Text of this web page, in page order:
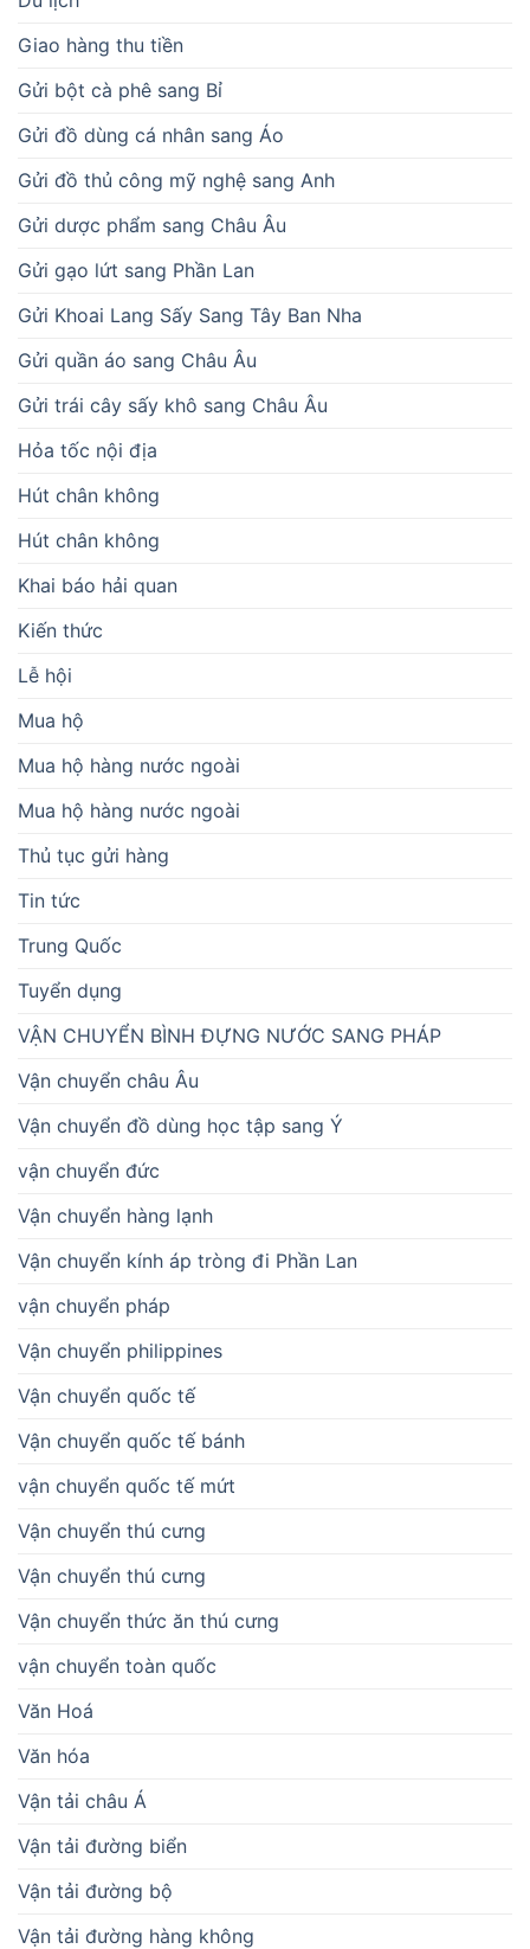
Giao hàng thu tiền
Gửi bột cà phê sang Bỉ
Gửi đồ dùng cá nhân sang Áo
Gửi đồ thủ công mỹ nghệ sang Anh
Gửi dược phẩm sang Châu Âu
Gửi gạo lứt sang Phần Lan
Gửi Khoai Lang Sấy Sang Tây Ban Nha
Gửi quần áo sang Châu Âu
Gửi trái cây sấy khô sang Châu Âu
Hỏa tốc nội địa
Hút chân không
Hút chân không
Khai báo hải quan
Kiến thức
Lễ hội
Mua hộ
Mua hộ hàng nước ngoài
Mua hộ hàng nước ngoài
Thủ tục gửi hàng
Tin tức
Trung Quốc
Tuyển dụng
VẬN CHUYỂN BÌNH ĐỰNG NƯỚC SANG PHÁP
Vận chuyển châu Âu
Vận chuyển đồ dùng học tập sang Ý
vận chuyển đức
Vận chuyển hàng lạnh
Vận chuyển kính áp tròng đi Phần Lan
vận chuyển pháp
Vận chuyển philippines
Vận chuyển quốc tế
Vận chuyển quốc tế bánh
vận chuyển quốc tế mứt
Vận chuyển thú cưng
Vận chuyển thú cưng
Vận chuyển thức ăn thú cưng
vận chuyển toàn quốc
Văn Hoá
Văn hóa
Vận tải châu Á
Vận tải đường biển
Vận tải đường bộ
Vận tải đường hàng không